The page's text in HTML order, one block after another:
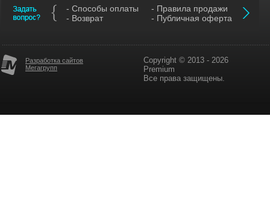
Copyright © 2013 - 2026
Premium
Все права защищены.
Разработка сайтов
Мегагрупп
- Способы оплаты
- Возврат
- Правила продажи
- Публичная оферта